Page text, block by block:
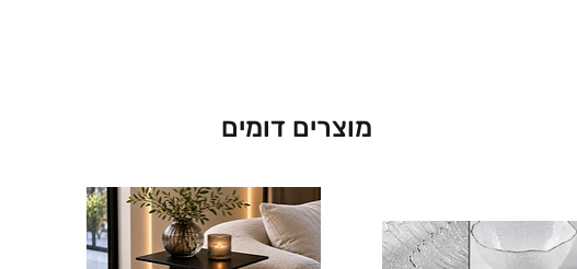
מוצרים דומים